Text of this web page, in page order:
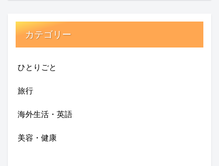
カテゴリー
ひとりごと
旅行
海外生活・英語
美容・健康